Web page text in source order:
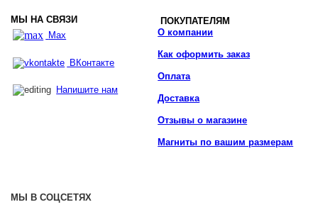
МЫ НА СВЯЗИ
ПОКУПАТЕЛЯМ
Max
ВКонтакте
Напишите нам
О компании
Как оформить заказ
Оплата
Доставка
Отзывы о магазине
Магниты по вашим размерам
МЫ В СОЦСЕТЯХ